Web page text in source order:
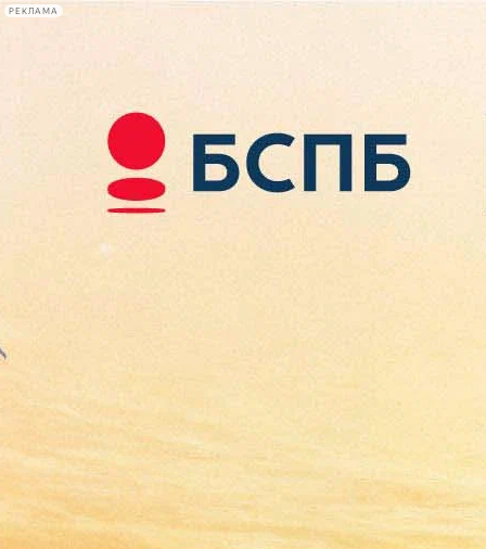
РЕКЛАМА
Сегодня:
2026.08.08
15:54
Афиша Plus